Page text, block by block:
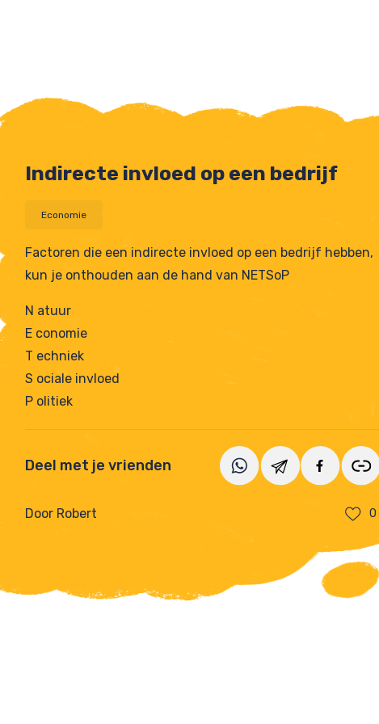
Indirecte invloed op een bedrijf
Economie
Factoren die een indirecte invloed op een bedrijf hebben,
kun je onthouden aan de hand van NETSoP
N atuur
E conomie
T echniek
S ociale invloed
P olitiek
Deel met je vrienden
Door Robert 0